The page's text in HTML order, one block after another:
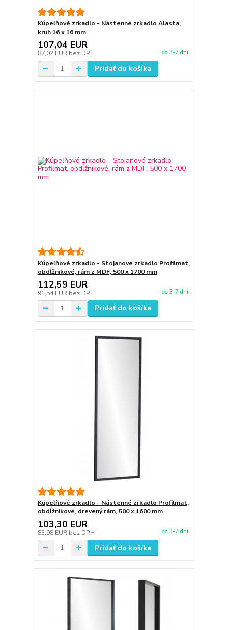
Kúpeľňové zrkadlo - Nástenné zrkadlo Alasta,
kruh 16 x 16 mm
107,04 EUR
87,02 EUR bez DPH do 3-7 dní
Pridať do košíka
Kúpeľňové zrkadlo - Stojanové zrkadlo Profilmat,
obdĺžnikové, rám z MDF, 500 x 1700 mm
112,59 EUR
91,54 EUR bez DPH do 3-7 dní
Pridať do košíka
Kúpeľňové zrkadlo - Nástenné zrkadlo Profilmat,
obdĺžnikové, drevený rám, 500 x 1600 mm
103,30 EUR
83,98 EUR bez DPH do 3-7 dní
Pridať do košíka